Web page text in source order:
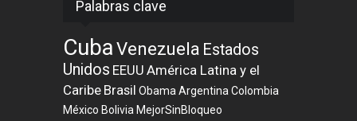
Palabras clave
CubaVenezuela Estados
Unidos EEUU América Latina y el
Caribe Brasil Obama Argentina Colombia
México Bolivia MejorSinBloqueo